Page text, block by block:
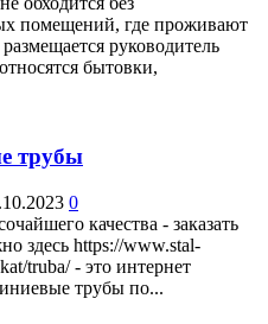
помещений, где проживают
руководитель
бытовки,
трубы
0
качества - заказать
здесь https://www.stal-
truba/ - это интернет
трубы по...